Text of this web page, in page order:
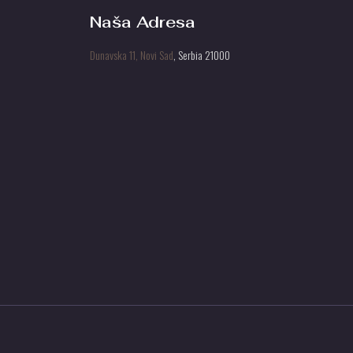
Naša Adresa
Dunavska 11, Novi Sad, Serbia 21000